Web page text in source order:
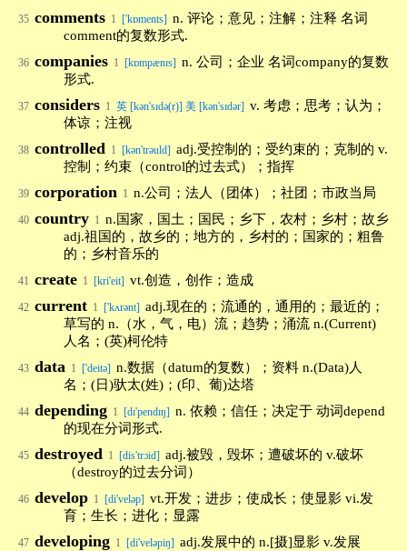
35 comments 1 ['kɒments] n. 评论；意见；注解；注释 名词
comment的复数形式.
36 companies 1 [kɒmpænɪs] n. 公司；企业 名词company的复数
形式.
37 considers 1 英 [kən'sɪdə(r)] 美 [kən'sɪdər] v. 考虑；思考；认为；
体谅；注视
38 controlled 1 [kən'trəuld] adj.受控制的；受约束的；克制的 v.
控制；约束（control的过去式）；指挥
39 corporation 1 n.公司；法人（团体）；社团；市政当局
40 country 1 n.国家，国土；国民；乡下，农村；乡村；故乡
adj.祖国的，故乡的；地方的，乡村的；国家的；粗鲁
的；乡村音乐的
41 create 1 [kri'eit] vt.创造，创作；造成
42 current 1 ['kʌrənt] adj.现在的；流通的，通用的；最近的；
草写的 n.（水，气，电）流；趋势；涌流 n.(Current)
人名；(英)柯伦特
43 data 1 ['deitə] n.数据（datum的复数）；资料 n.(Data)人
名；(日)驮太(姓)；(印、葡)达塔
44 depending 1 [dɪ'pendɪŋ] n. 依赖；信任；决定于 动词depend
的现在分词形式.
45 destroyed 1 [dis'trɔid] adj.被毁，毁坏；遭破坏的 v.破坏
（destroy的过去分词）
46 develop 1 [di'veləp] vt.开发；进步；使成长；使显影 vi.发
育；生长；进化；显露
47 developing 1 [di'veləpiŋ] adj.发展中的 n.[摄]显影 v.发展